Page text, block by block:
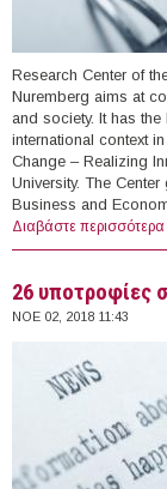
Research Center of
Nuremberg aims at
and society. It has
international context
Change – Realizing
University. The
Business and
Διαβάστε περισσότερα
26 υποτροφίες
ΝΟΕ 02, 2018 11:43